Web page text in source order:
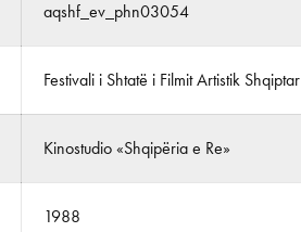
aqshf_ev_phn03054
Festivali i Shtatë i Filmit Artistik Shqiptar
Kinostudio «Shqipëria e Re»
1988